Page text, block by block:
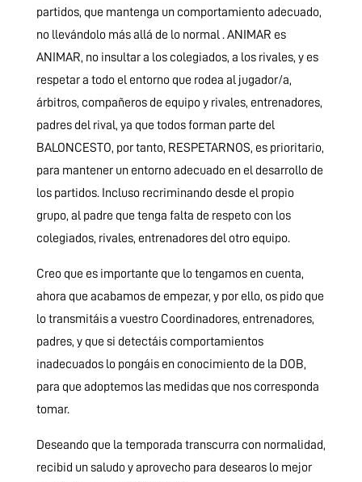
partidos, que mantenga un comportamiento adecuado,
no llevándolo más allá de lo normal . ANIMAR es
ANIMAR, no insultar a los colegiados, a los rivales, y es
respetar a todo el entorno que rodea al jugador/a,
árbitros, compañeros de equipo y rivales, entrenadores,
padres del rival, ya que todos forman parte del
BALONCESTO, por tanto, RESPETARNOS, es prioritario,
para mantener un entorno adecuado en el desarrollo de
los partidos. Incluso recriminando desde el propio
grupo, al padre que tenga falta de respeto con los
colegiados, rivales, entrenadores del otro equipo.
Creo que es importante que lo tengamos en cuenta,
ahora que acabamos de empezar, y por ello, os pido que
lo transmitáis a vuestro Coordinadores, entrenadores,
padres, y que si detectáis comportamientos
inadecuados lo pongáis en conocimiento de la DOB,
para que adoptemos las medidas que nos corresponda
tomar.
Deseando que la temporada transcurra con normalidad,
recibid un saludo y aprovecho para desearos lo mejor